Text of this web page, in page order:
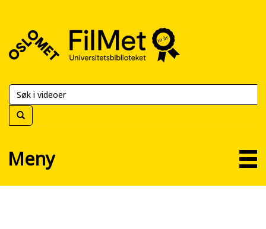
FilMet
Universitetsbiblioteket
Meny